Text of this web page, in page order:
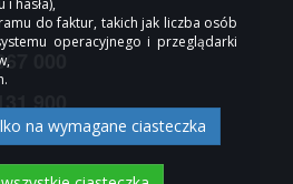
000
900
hasła),
do faktur, takich jak liczba osób
operacyjnego i przeglądarki
na wymagane ciasteczka